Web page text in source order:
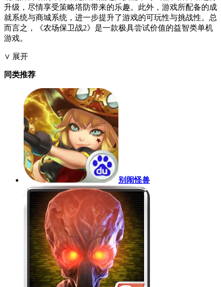
升级，尽情享受策略塔防带来的乐趣。此外，游戏所配备的成
就系统与商城系统，进一步提升了游戏的可玩性与挑战性。总
而言之，《农场保卫战2》是一款极具尝试价值的益智类单机
游戏。
∨ 展开
同类推荐
别闹怪兽